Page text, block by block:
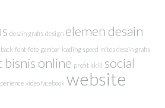
desain grafis design elemen desain
font foto gambar loading speed mitos desain grafis
bisnis online profit skill social
video facebook website